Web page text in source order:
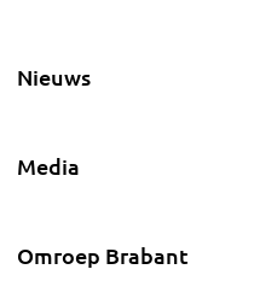
Nieuws
Media
Omroep Brabant